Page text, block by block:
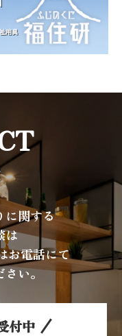
に関する
は
お電話にて
さい。
付中